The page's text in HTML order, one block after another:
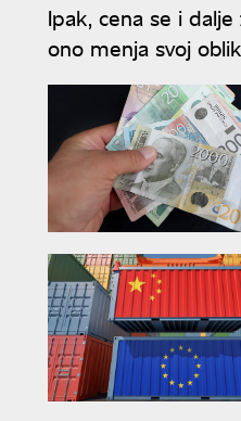
Ipak, cena se i
ono menja svoj